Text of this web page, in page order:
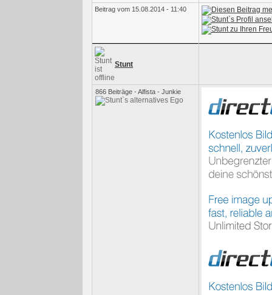
Beitrag vom 15.08.2014 - 11:40
Stunt
866 Beiträge - Alfista - Junkie